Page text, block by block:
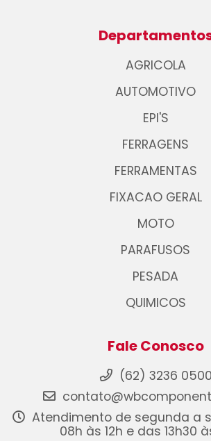
AGRICOLA
AUTOMOTIVO
EPI'S
FERRAGENS
FERRAMENTAS
FIXACAO GERAL
MOTO
PARAFUSOS
PESADA
QUIMICOS
Fale Conosco
(62) 3236 0500
Atendimento de segunda a
08h às 12h e das 13h30